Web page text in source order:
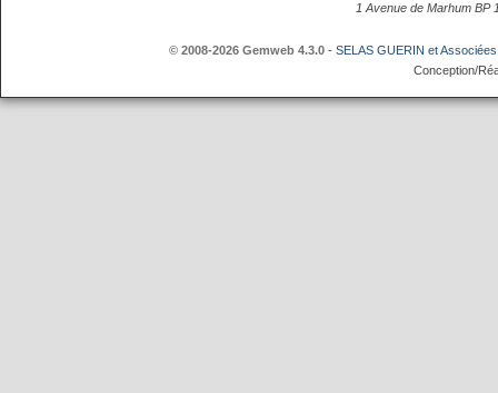
1 Avenue de Marhum BP
© 2008-2026 Gemweb 4.3.0 - SELAS GUERIN et Associées
Conception/